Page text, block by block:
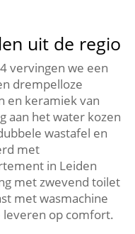
uit de regio
vervingen we een
drempelloze
en keramiek van
aan het water kozen
wastafel en
met
in Leiden
met zwevend toilet
met wasmachine
leveren op comfort.​